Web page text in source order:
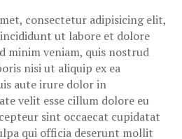
consectetur adipisicing elit,
ut labore et dolore
minim veniam, quis nostrud
nisi ut aliquip ex ea
aute irure dolor in
velit esse cillum dolore eu
sint occaecat cupidatat
qui officia deserunt mollit